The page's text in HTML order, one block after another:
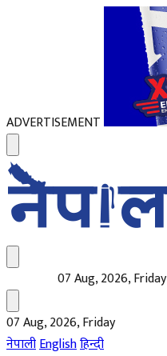
ADVERTISEMENT
07 Aug, 2026, Friday
07 Aug, 2026, Friday
नेपालीEnglishहिन्दी